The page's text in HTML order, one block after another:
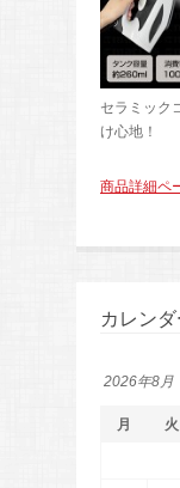
セラミック
け心地！
商品詳細ペ
カレンダ
2026年8月
月 火